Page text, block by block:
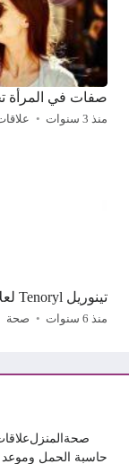
صفات في
منذ 3 سنوات
تينوريل Tenoryl لعلاج ارتفاع ضغط الدم والذبحة الصدرية
منذ 6 سنوات صحة
صحةالمنزل
حاسبة الحمل